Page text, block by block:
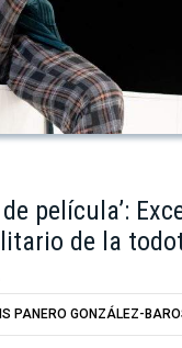
película’:
de la
PANERO GONZÁLEZ-